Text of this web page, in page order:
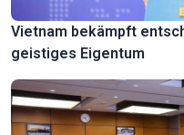
Vietnam bekämpft
geistiges Eigentum